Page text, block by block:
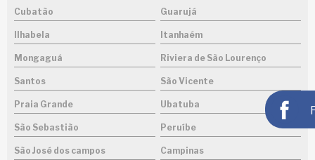
Cubatão Guarujá
Ilhabela Itanhaém
Mongaguá Riviera de São Lourenço
Santos São Vicente
Praia Grande Ubatuba
São Sebastião Peruíbe
São José dos campos Campinas